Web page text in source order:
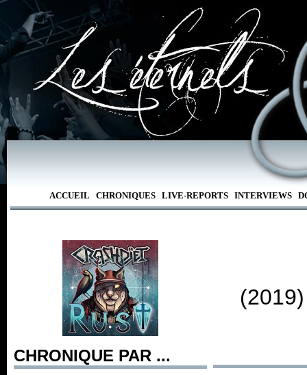
ACCUEIL CHRONIQUES LIVE-REPORTS INTERVIEWS
CHRONIQUE PAR ...